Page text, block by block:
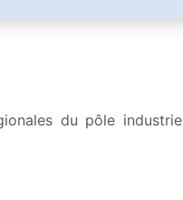
du pôle